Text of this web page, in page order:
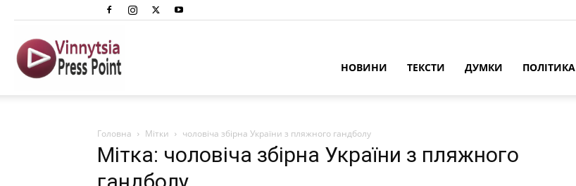
Преспоінт
НОВИНИ ТЕКСТИ ДУМКИ ПОЛІТИКА
Головна Мітки чоловіча збірна України з пляжного гандболу
Мітка: чоловіча збірна України з пляжного